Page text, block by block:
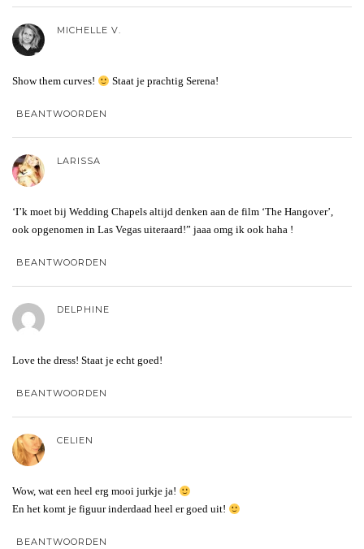
MICHELLE V.
Show them curves! Staat je prachtig Serena!
BEANTWOORDEN
LARISSA
‘I’k moet bij Wedding Chapels altijd denken aan de film ‘The Hangover’,
ook opgenomen in Las Vegas uiteraard!” jaaa omg ik ook haha !
BEANTWOORDEN
DELPHINE
Love the dress! Staat je echt goed!
BEANTWOORDEN
CELIEN
Wow, wat een heel erg mooi jurkje ja!
En het komt je figuur inderdaad heel er goed uit!
BEANTWOORDEN